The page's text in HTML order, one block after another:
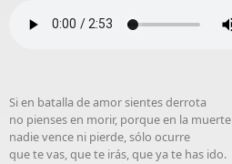
Si en batalla de amor sientes derrota
no pienses en morir, porque en la muerte
nadie vence ni pierde, sólo ocurre
que te vas, que te irás, que ya te has ido.